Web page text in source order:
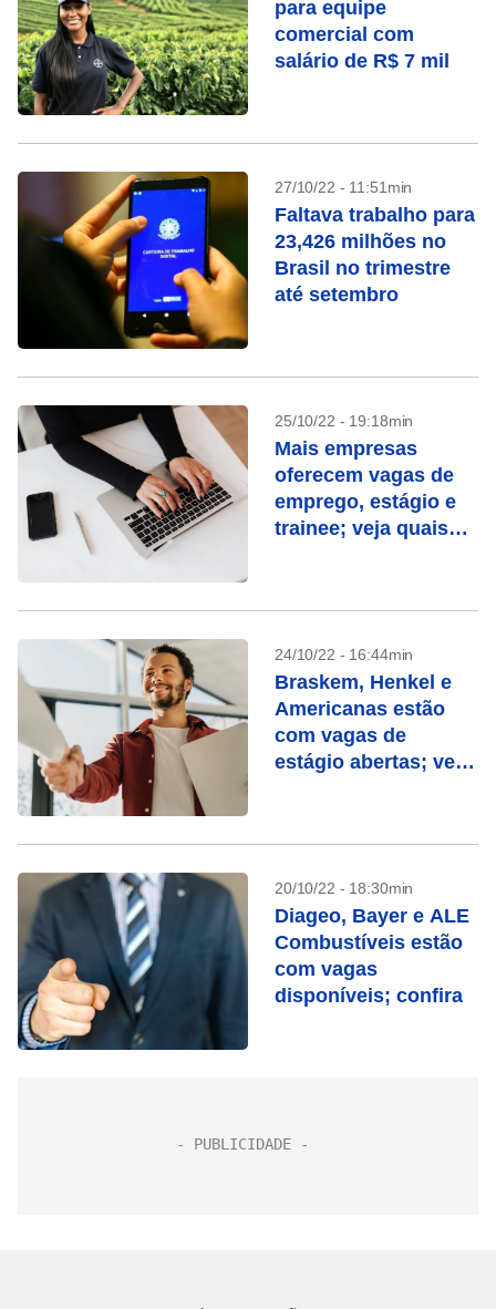
para equipe
comercial com
salário de R$ 7 mil
27/10/22 - 11:51min
Faltava trabalho para
23,426 milhões no
Brasil no trimestre
até setembro
25/10/22 - 19:18min
Mais empresas
oferecem vagas de
emprego, estágio e
trainee; veja quais
24/10/22 - 16:44min
Braskem, Henkel e
Americanas estão
com vagas de
estágio abertas; veja
20/10/22 - 18:30min
Diageo, Bayer e ALE
Combustíveis estão
com vagas
disponíveis; confira